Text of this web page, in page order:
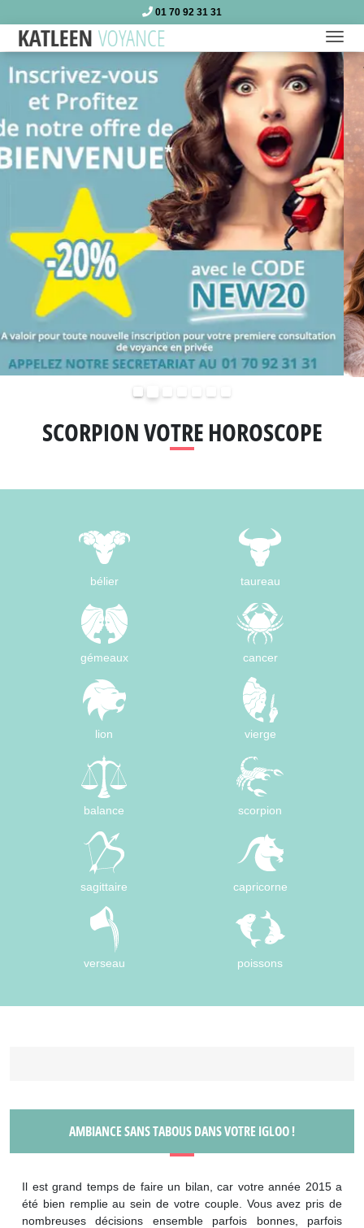
01 70 92 31 31
SCORPION VOTRE HOROSCOPE
bélier taureau
gémeaux cancer
lion vierge
balance scorpion
sagittaire capricorne
verseau poissons
AMBIANCE SANS TABOUS DANS VOTRE IGLOO !
Il est grand temps de faire un bilan, car votre année 2015 a
été bien remplie au sein de votre couple. Vous avez pris de
nombreuses décisions ensemble parfois bonnes, parfois